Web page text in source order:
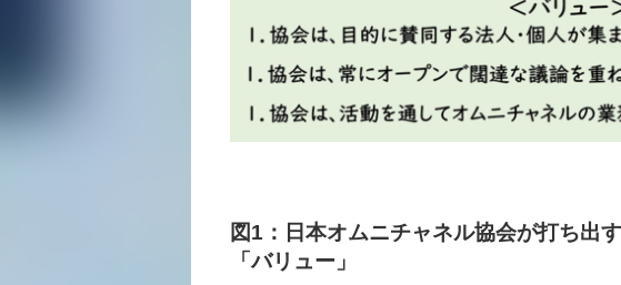
図1：日本オムニチャネル協会が打ち出
「バリュー」